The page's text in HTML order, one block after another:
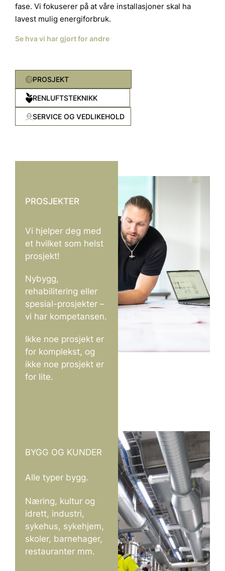
fase. Vi fokuserer på at våre installasjoner skal ha
lavest mulig energiforbruk.
Se hva vi har gjort for andre
PROSJEKT
RENLUFTSTEKNIKK
SERVICE OG VEDLIKEHOLD
PROSJEKTER
Vi hjelper deg med
et hvilket som helst
prosjekt!
Nybygg,
rehabilitering eller
spesial-prosjekter –
vi har kompetansen.
Ikke noe prosjekt er
for komplekst, og
ikke noe prosjekt er
for lite.
BYGG OG KUNDER
Alle typer bygg.
Næring, kultur og
idrett, industri,
sykehus, sykehjem,
skoler, barnehager,
restauranter mm.